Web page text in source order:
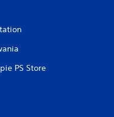
PS Store